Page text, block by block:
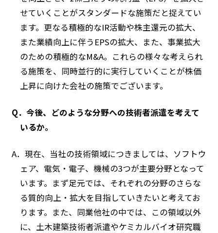
せていくことがスタンダードな施策だと捉えてい
ます。更なる積極的なIR活動や株主還元の拡大、
また業績向上に伴うEPSの拡大、また、事業拡大
のための積極的なM&A。これらの様々な考えられ
る施策を、同時並行的に実行していくことが株価
上昇に向けた会社の施策でございます。
Q．今後、どのような分野への技術者派遣を考えて
いるか。
A．現在、当社の技術領域につきましては、ソフトウ
ェア、電気・電子、機械の3つが主要分野となって
います。まず足元では、それぞれの分野のさらな
る質的向上・拡大を目指していきたいと考えてお
ります。また、同業他社の中では、この領域以外
に、土木建築技術者派遣やケミカルバイオ研究職